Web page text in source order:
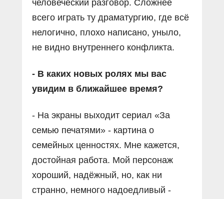
человеческий разговор. Сложнее
всего играть ту драматургию, где всё
нелогично, плохо написано, уныло,
не видно внутреннего конфликта.
- В каких новых ролях мы вас
увидим в ближайшее время?
- На экраны выходит сериал «За
семью печатями» - картина о
семейных ценностях. Мне кажется,
достойная работа. Мой персонаж
хороший, надёжный, но, как ни
странно, немного надоедливый -